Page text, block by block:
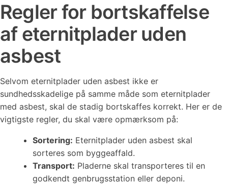
Regler for bortskaffelse
af eternitplader uden
asbest
Selvom eternitplader uden asbest ikke er
sundhedsskadelige på samme måde som eternitplader
med asbest, skal de stadig bortskaffes korrekt. Her er de
vigtigste regler, du skal være opmærksom på:
Sortering: Eternitplader uden asbest skal
sorteres som byggeaffald.
Transport: Pladerne skal transporteres til en
godkendt genbrugsstation eller deponi.